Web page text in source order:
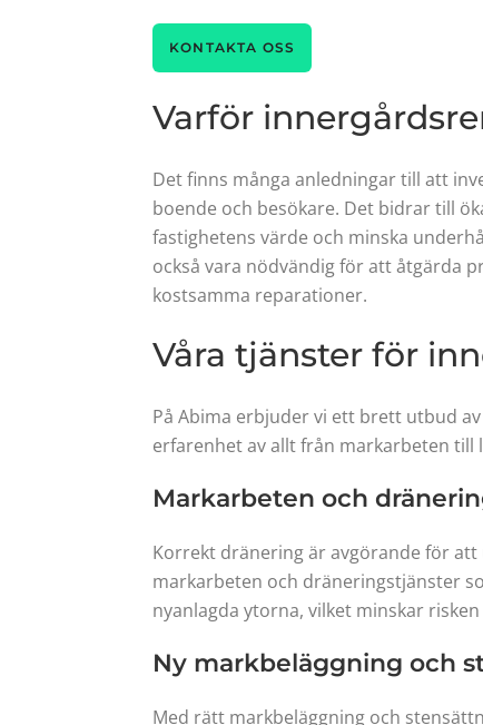
KONTAKTA OSS
Varför
Det finns många anledningar till att
boende och besökare. Det bidrar till
fastighetens värde och minska
också vara nödvändig för att åtgärda
kostsamma reparationer.
Våra tjänster för
På Abima erbjuder vi ett brett utbud
erfarenhet av allt från markarbeten
Markarbeten och
Korrekt dränering är avgörande för
markarbeten och dräneringstjänster
nyanlagda ytorna, vilket minskar
Ny markbeläggning och
Med rätt markbeläggning och